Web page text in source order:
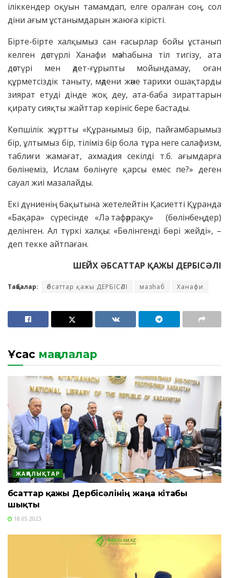
іліккендер оқуын тамамдап, елге оралған соң, сол
діни ағым ұстанымдарын жаюға кірісті.
Бірте-бірте халқымыз сан ғасырлар бойы ұстанып
келген дәстүрлі Ханафи мәзһабына тіл тигізу, ата
дәстүрі мен әдет-ғұрыпты мойындамау, оған
құрметсіздік таныту, мәдени және тарихи ошақтарды
зиярат етуді дінде жоқ деу, ата-баба зираттарын
қирату сияқты жайттар көрініс бере бастады.
Көпшілік жұртты «Құранымыз бір, пайғамбарымыз
бір, ұлтымыз бір, тіліміз бір бола тұра неге салафизм,
таблиғи жамағат, ахмадия секілді т.б. ағымдарға
бөлінеміз, Ислам бөлінуге қарсы емес пе?» деген
сауал жиі мазалайды.
Екі дүниенің бақытына жетелейтін Қасиетті Құранда
«Бақара» сүресінде «Лә тафәррақу» (бөлінбеңдер)
делінген. Ал түркі халқы: «Бөлінгенді бөрі жейді», –
деп текке айтпаған.
ШЕЙХ ӘБСАТТАР ҚАЖЫ ДЕРБІСӘЛІ
Таңбалар: Әбсаттар қажы ДЕРБІСӘЛІ мазhaб Ханафи
Ұқсас мақалалар
ЖАҢАЛЫҚТАР
Әбсаттар қажы Дербісәлінің жаңа кітабы
шықты
18.05.2023